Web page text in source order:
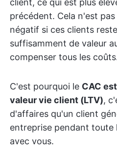
client, ce qui est plus
précédent. Cela n'est
négatif si ces clients
suffisamment de valeur
compenser tous les
C'est pourquoi le CAC
valeur vie client (LTV),
d'affaires qu'un client
entreprise pendant toute
avec vous.